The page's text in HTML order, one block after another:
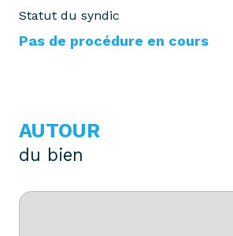
Statut du syndic
Pas de procédure en cours
AUTOUR
du bien